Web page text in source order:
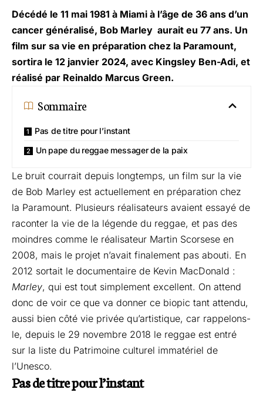
Décédé le 11 mai 1981 à Miami à l’âge de 36 ans d’un
cancer généralisé, Bob Marley aurait eu 77 ans. Un
film sur sa vie en préparation chez la Paramount,
sortira le 12 janvier 2024, avec Kingsley Ben-Adi, et
réalisé par Reinaldo Marcus Green.
Sommaire
Pas de titre pour l’instant
Un pape du reggae messager de la paix
Le bruit courrait depuis longtemps, un film sur la vie
de Bob Marley est actuellement en préparation chez
la Paramount. Plusieurs réalisateurs avaient essayé de
raconter la vie de la légende du reggae, et pas des
moindres comme le réalisateur Martin Scorsese en
2008, mais le projet n’avait finalement pas abouti. En
2012 sortait le documentaire de Kevin MacDonald :
Marley, qui est tout simplement excellent. On attend
donc de voir ce que va donner ce biopic tant attendu,
aussi bien côté vie privée qu’artistique, car rappelons-
le, depuis le 29 novembre 2018 le reggae est entré
sur la liste du Patrimoine culturel immatériel de
l’Unesco.
Pas de titre pour l’instant